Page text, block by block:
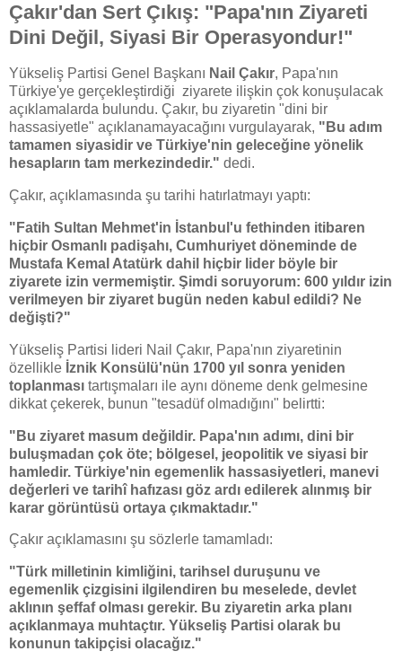
Çakır'dan Sert Çıkış: "Papa'nın Ziyareti
Dini Değil, Siyasi Bir Operasyondur!"
Yükseliş Partisi Genel Başkanı Nail Çakır, Papa'nın
Türkiye'ye gerçekleştirdiği ziyarete ilişkin çok konuşulacak
açıklamalarda bulundu. Çakır, bu ziyaretin "dini bir
hassasiyetle" açıklanamayacağını vurgulayarak, "Bu adım
tamamen siyasidir ve Türkiye'nin geleceğine yönelik
hesapların tam merkezindedir." dedi.
Çakır, açıklamasında şu tarihi hatırlatmayı yaptı:
"Fatih Sultan Mehmet'in İstanbul'u fethinden itibaren
hiçbir Osmanlı padişahı, Cumhuriyet döneminde de
Mustafa Kemal Atatürk dahil hiçbir lider böyle bir
ziyarete izin vermemiştir. Şimdi soruyorum: 600 yıldır izin
verilmeyen bir ziyaret bugün neden kabul edildi? Ne
değişti?"
Yükseliş Partisi lideri Nail Çakır, Papa'nın ziyaretinin
özellikle İznik Konsülü'nün 1700 yıl sonra yeniden
toplanması tartışmaları ile aynı döneme denk gelmesine
dikkat çekerek, bunun "tesadüf olmadığını" belirtti:
"Bu ziyaret masum değildir. Papa'nın adımı, dini bir
buluşmadan çok öte; bölgesel, jeopolitik ve siyasi bir
hamledir. Türkiye'nin egemenlik hassasiyetleri, manevi
değerleri ve tarihî hafızası göz ardı edilerek alınmış bir
karar görüntüsü ortaya çıkmaktadır."
Çakır açıklamasını şu sözlerle tamamladı:
"Türk milletinin kimliğini, tarihsel duruşunu ve
egemenlik çizgisini ilgilendiren bu meselede, devlet
aklının şeffaf olması gerekir. Bu ziyaretin arka planı
açıklanmaya muhtaçtır. Yükseliş Partisi olarak bu
konunun takipçisi olacağız."